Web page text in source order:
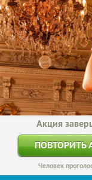
Акция
ПОВТОРИТЬ
Человек